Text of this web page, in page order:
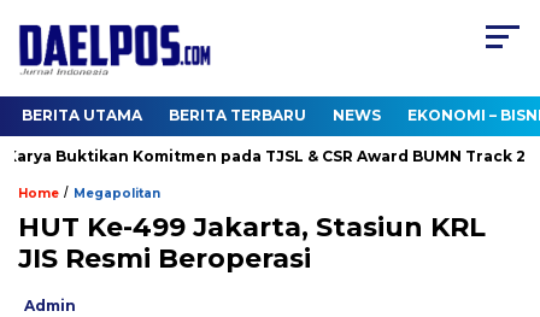
BERITA UTAMA BERITA TERBARU NEWS EKONOMI –
Buktikan Komitmen pada TJSL & CSR Award BUMN Track 2026
Home / Megapolitan
HUT Ke-499 Jakarta, Stasiun KRL
JIS Resmi Beroperasi
Admin